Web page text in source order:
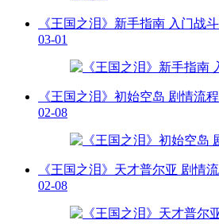
《王国之泪》新手指南 入门战
03-01
《王国之泪》初始空岛 剧情流
02-08
《王国之泪》天才普尔亚 剧情
02-08